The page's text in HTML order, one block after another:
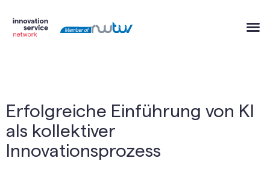
Erfolgreiche Einführung von KI
als kollektiver
Innovationsprozess